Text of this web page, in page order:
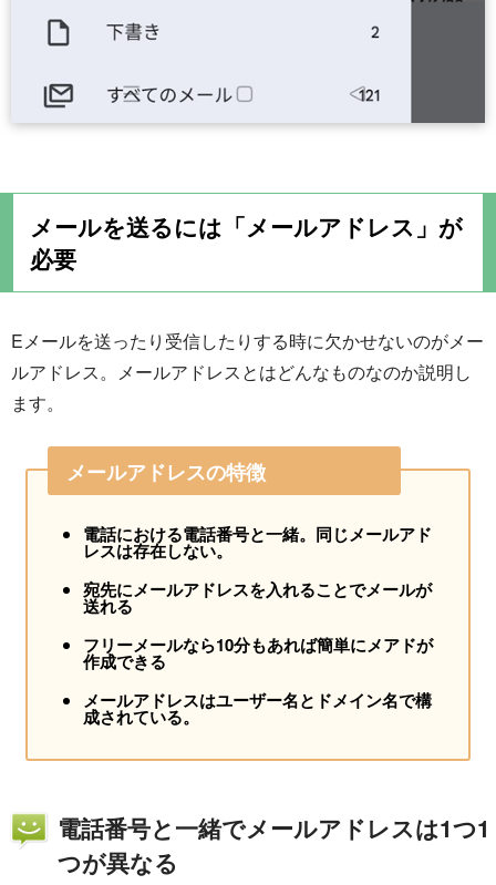
メールを送るには「メールアドレス」が
必要
Eメールを送ったり受信したりする時に欠かせないのがメー
ルアドレス。メールアドレスとはどんなものなのか説明し
ます。
メールアドレスの特徴
電話における電話番号と一緒。同じメールアド
レスは存在しない。
宛先にメールアドレスを入れることでメールが
送れる
フリーメールなら10分もあれば簡単にメアドが
作成できる
メールアドレスはユーザー名とドメイン名で構
成されている。
電話番号と一緒でメールアドレスは1つ1
つが異なる